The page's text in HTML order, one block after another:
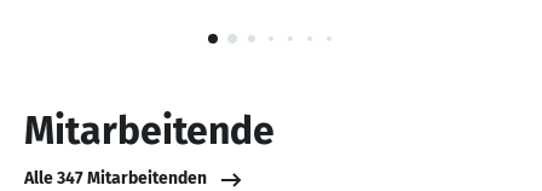
1
Mitarbeitende
Alle 347 Mitarbeitenden